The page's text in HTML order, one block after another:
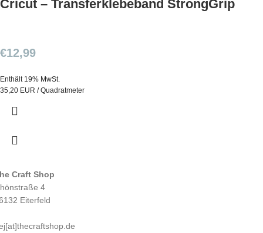
Cricut – Transferklebeband StrongGrip
€12,99
Enthält 19% MwSt.
35,20 EUR / Quadratmeter
Craft Shop
4
Eiterfeld